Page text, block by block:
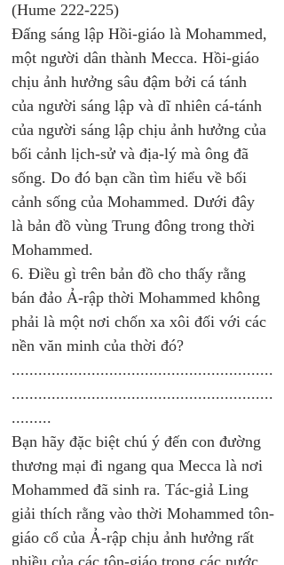
(Hume 222-225)
Đấng sáng lập Hồi-giáo là Mohammed,
một người dân thành Mecca. Hồi-giáo
chịu ảnh hưởng sâu đậm bởi cá tánh
của người sáng lập và dĩ nhiên cá-tánh
của người sáng lập chịu ảnh hưởng của
bối cảnh lịch-sử và địa-lý mà ông đã
sống. Do đó bạn cần tìm hiểu về bối
cảnh sống của Mohammed. Dưới đây
là bản đồ vùng Trung đông trong thời
Mohammed.
6. Điều gì trên bản đồ cho thấy rằng
bán đảo Ả-rập thời Mohammed không
phải là một nơi chốn xa xôi đối với các
nền văn minh của thời đó?
...........................................................
...........................................................
.........
Bạn hãy đặc biệt chú ý đến con đường
thương mại đi ngang qua Mecca là nơi
Mohammed đã sinh ra. Tác-giả Ling
giải thích rằng vào thời Mohammed tôn-
giáo cổ của Ả-rập chịu ảnh hưởng rất
nhiều của các tôn-giáo trong các nước